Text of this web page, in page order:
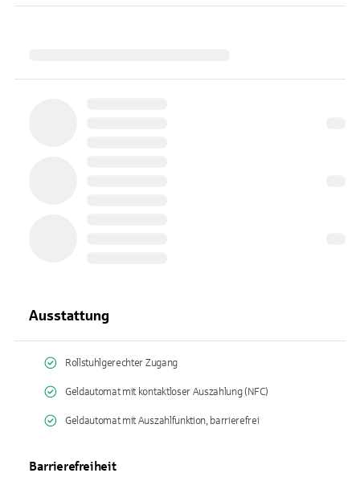
Ausstattung
Rollstuhlgerechter Zugang
Geldautomat mit kontaktloser Auszahlung (NFC)
Geldautomat mit Auszahlfunktion, barrierefrei
Barrierefreiheit